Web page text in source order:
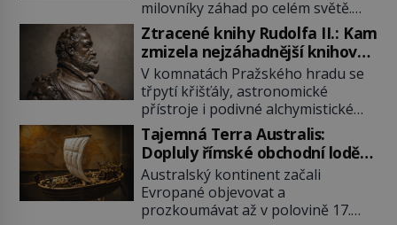
jméno. Co dalšího je pro Sardinii
typické a pro Středoevropana
zajímavé? Na mapách má […]
milovníky záhad po celém světě.
Tato románská zlatnická památka
ze 13. století je po českých
korunovačních klenotech druhým
nejcennějším movitým majetkem v
České republice. Přestože byl
klenot v roce 1985 po dramatickém
pátrání kriminalistů úspěšně
nalezen, jeho minulost stále
obestírá hustá mlha. Otázky, jak
přesně se tato […]
Ztracené knihy Rudolfa II.: Kam
zmizela nejzáhadnější knihovna
Evropy?
V komnatách Pražského hradu se
třpytí křišťály, astronomické
přístroje i podivné alchymistické
rukopisy. Císař Rudolf II.
shromažďuje vše, co souvisí s
tajemstvím přírody, hvězd i
lidského poznání. Jenže po jeho
smrti se jeho slavné sbírky začínají
rozpadat a část z nich mizí navždy.
Tajemná Terra Australis:
Dopluly římské obchodní lodě
až do Austrálie?
Australský kontinent začali
Evropané objevovat a
prozkoumávat až v polovině 17.